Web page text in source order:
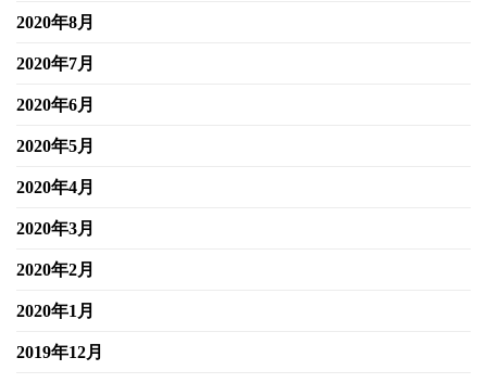
2020年8月
2020年7月
2020年6月
2020年5月
2020年4月
2020年3月
2020年2月
2020年1月
2019年12月